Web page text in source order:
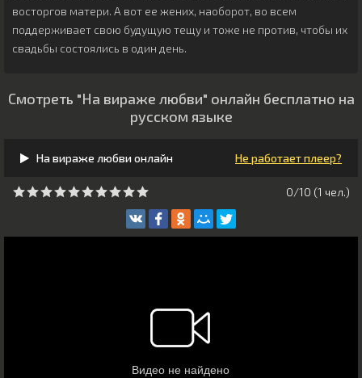
восторгов матери. А вот ее жених, наоборот, во всем
поддерживает свою будущую тещу и тоже не против, чтобы их
свадьбы состоялись в один день.
Смотреть "На вираже любви" онлайн бесплатно на
русском языке
На вираже любви онлайн Не работает плеер?
0/10 (1 чeл.)